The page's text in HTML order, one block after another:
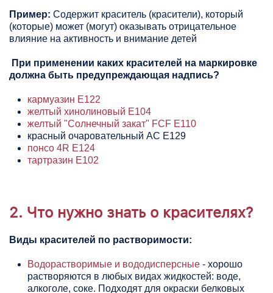
Пример: Содержит краситель (красители), который
(которые) может (могут) оказывать отрицательное
влияние на активность и внимание детей
При применении каких красителей на маркировке
должна быть предупреждающая надпись?
кармуазин Е122
желтый хинолиновый Е104
желтый "Солнечный закат" FCF Е110
красный очаровательный АС Е129
понсо 4R Е124
тартразин Е102
2. Что нужно знать о красителях?
Виды красителей по растворимости:
Водорастворимые и вододисперсные - хорошо
растворяются в любых видах жидкостей: воде,
алкоголе, соке. Подходят для окраски белковых